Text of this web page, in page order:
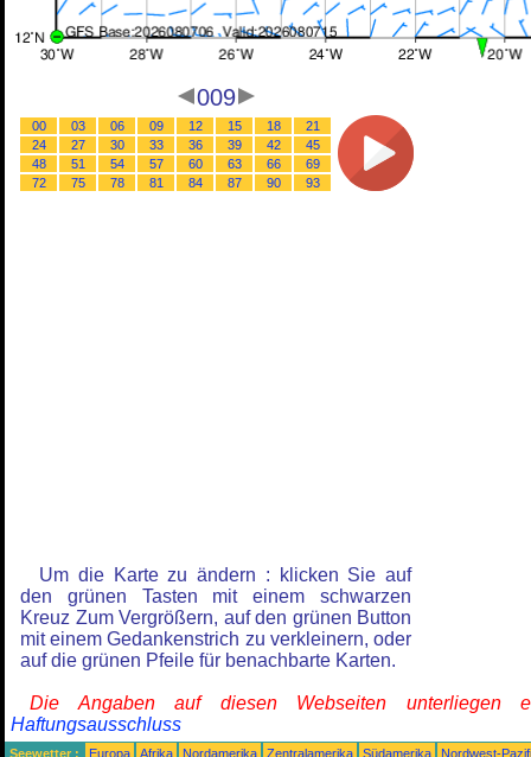
009
00 03 06 09 12 15 18
21
24
27 30 33 36 39 42
45
48
51 54 57 60 63 66
69
72
75 78 81 84 87 90 93
Um die Karte zu ändern : klicken Sie auf
den grünen Tasten mit einem schwarzen
Kreuz Zum Vergrößern, auf den grünen Button
mit einem Gedankenstrich zu verkleinern, oder
auf die grünen Pfeile für benachbarte Karten.
Die Angaben auf diesen Webseiten unterliegen
Haftungsausschluss
Seewetter : Europa Afrika Nordamerika Zentralamerika Südamerika
Nordwest-